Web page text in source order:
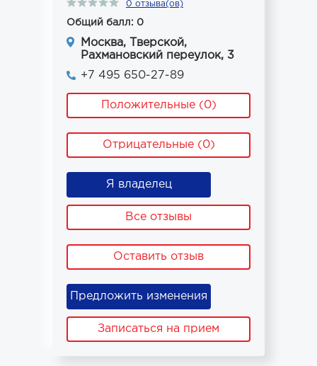
0 отзыва(ов)
Общий балл: 0
Москва, Тверской,
Рахмановский переулок, 3
+7 495 650-27-89
Положительные (0)
Отрицательные (0)
Я владелец
Все отзывы
Оставить отзыв
Предложить изменения
Записаться на прием